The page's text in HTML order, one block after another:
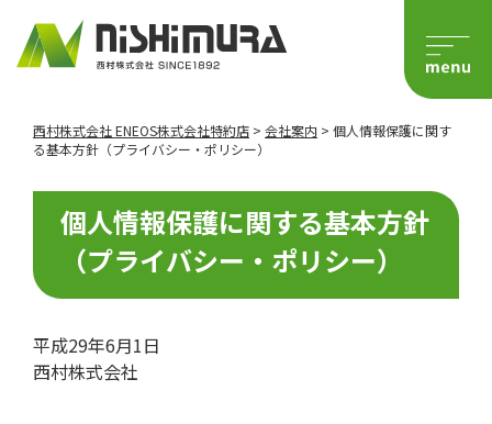
西村株式会社 ENEOS株式会社特約店 > 会社案内 > 個人情報保護に関す
る基本方針（プライバシー・ポリシー）
個人情報保護に関する基本方針
（プライバシー・ポリシー）
平成29年6月1日
西村株式会社